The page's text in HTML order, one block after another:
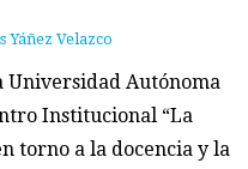
Yáñez Velazco
Universidad Autónoma
Institucional “La
torno a la docencia y la